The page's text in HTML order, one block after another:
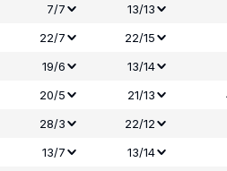
7/7
13/13
22/7
22/15
19/6
13/14
20/5 21/13
28/3
22/12
13/7 13/14